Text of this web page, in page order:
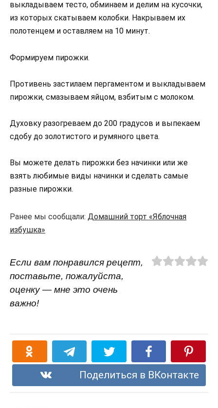
выкладываем тесто, обминаем и делим на кусочки,
из которых скатываем колобки. Накрываем их
полотенцем и оставляем на 10 минут.
Формируем пирожки.
Противень застилаем пергаментом и выкладываем
пирожки, смазываем яйцом, взбитым с молоком.
Духовку разогреваем до 200 градусов и выпекаем
сдобу до золотистого и румяного цвета.
Вы можете делать пирожки без начинки или же
взять любимые виды начинки и сделать самые
разные пирожки.
Ранее мы сообщали: Домашний торт «Яблочная
избушка»
Если вам понравился рецепт,
поставьте, пожалуйста,
оценку — мне это очень
важно!
Поделиться в ВКонтакте